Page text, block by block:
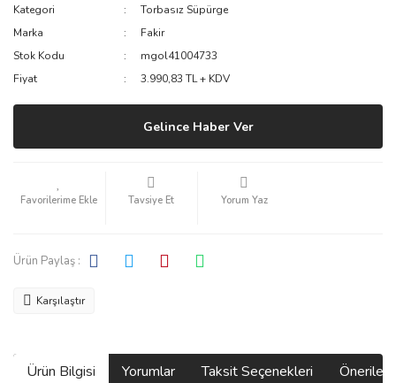
Kategori
Torbasız Süpürge
Marka
Fakir
Stok Kodu
mgol41004733
Fiyat
3.990,83 TL + KDV
Gelince Haber Ver
Tavsiye Et Yorum Yaz
Ürün Paylaş :
Karşılaştır
Ürün Bilgisi Yorumlar Taksit Seçenekleri